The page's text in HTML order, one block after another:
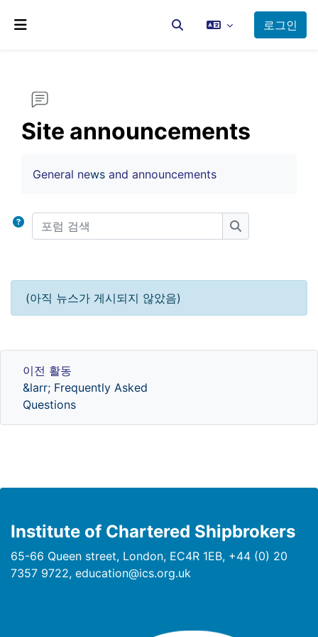
검색 입력 전환
로그인
Site announcements
General news and announcements
포럼 검색
포럼 검색
(아직 뉴스가 게시되지 않았음)
이전 활동
이전 활동
&larr; Frequently Asked
Questions
Institute of Chartered Shipbrokers
65-66 Queen street, London, EC4R 1EB, +44 (0) 20
7357 9722, education@ics.org.uk